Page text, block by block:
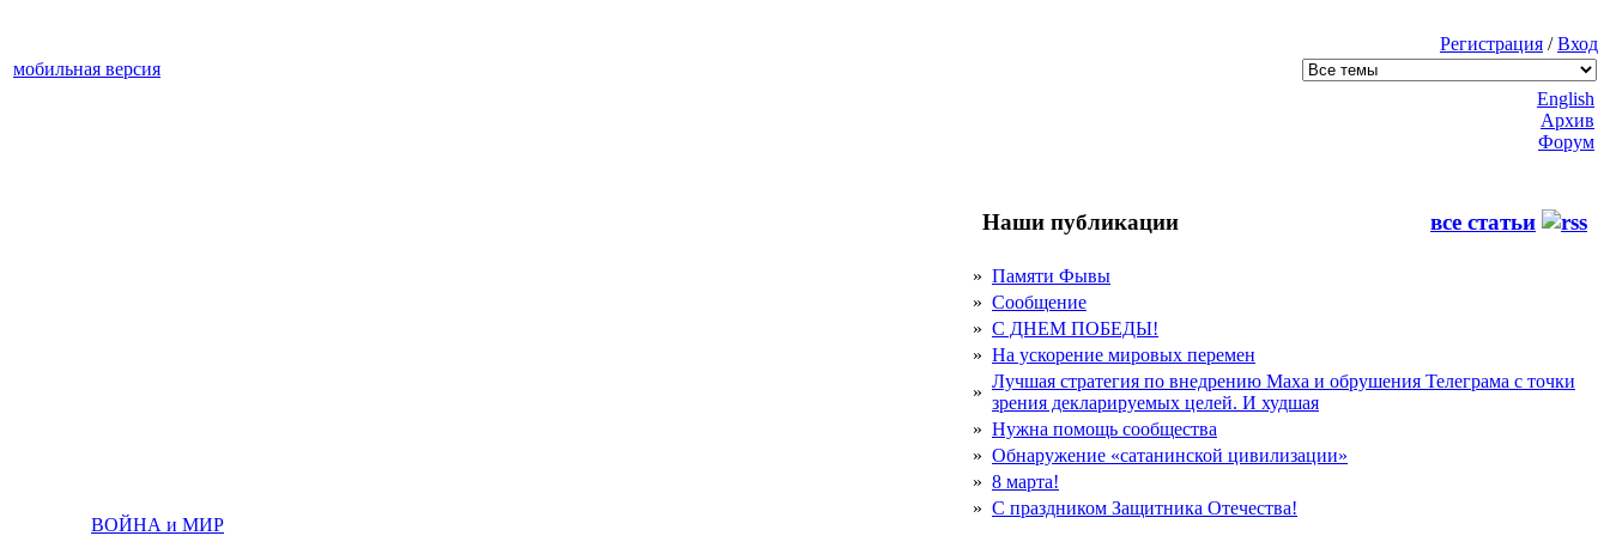
Регистрация /Вход
мобильная версия
ВОЙНА и МИР
English
Архив
Форум
Наши публикации все статьи
» Памяти Фывы
» Сообщение
» С ДНЕМ ПОБЕДЫ!
» На ускорение мировых перемен
»
Лучшая стратегия по внедрению Маха и обрушения Телеграма с точки
зрения декларируемых целей. И худшая
» Нужна помощь сообщества
» Обнаружение «сатанинской цивилизации»
» 8 марта!
» С праздником Защитника Отечества!